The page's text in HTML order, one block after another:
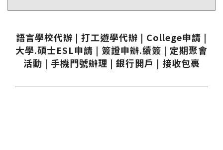
語言學校代辦 | 打工遊學代辦 | College申請 |
大學.碩士ESL申請 | 簽證申辦.續簽 | 定期聚會
活動 | 手機門號辦理 | 銀行開戶 | 接收包裹